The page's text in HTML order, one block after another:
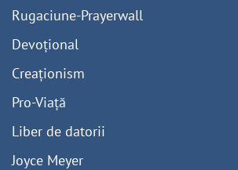
Rugaciune-Prayerwall
Devoțional
Creaționism
Pro-Viață
Liber de datorii
Joyce Meyer